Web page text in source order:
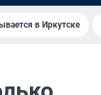
в Иркутске